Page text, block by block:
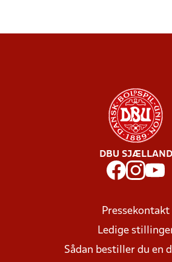
DBU SJÆLLAND
Pressekontakt
Ledige
Sådan bestiller du en